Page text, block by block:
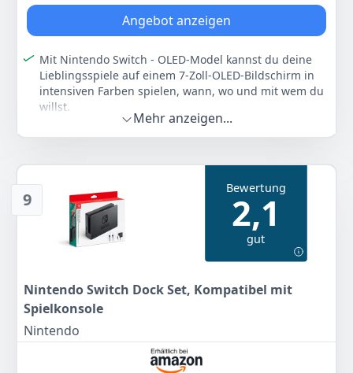
werden können: die Joy-Con
Hersteller
27900 €
299,99 €
Anzeigen
Angebot anzeigen
Mit Nintendo Switch - OLED-Model kannst du deine
Lieblingsspiele auf einem 7-Zoll-OLED-Bildschirm in
intensiven Farben spielen, wann, wo und mit wem du
willst.
Nintendo Switch (OLED-Modell) verfügt über einen 7-
Zoll-OLED-Bildschirm mit schmalerer Einfassung. Die
Handheld- und Tisch-Modus – egal, ob du mit
atemberaubender Geschwindigkeit Rennen fährst
oder Gegner in die Flucht schlägst
Klappe den Aufsteller heraus, reiche einem anderen
Spieler einen Controller, blickt gemeinsam auf den
und wo ihr wollt. Stelle den breiten verstellbaren
Aufsteller so auf, dass du mit deinem gewünschten
Betrachtungswinkel ein angenehmes Spielerlebnis im
Tisch-Modus hast. Stelle den breiten verstellbaren
Aufsteller von Nintendo Switch (OLED-Modell) so auf,
dass du mit deinem gewünschten Betrachtungswinkel
Mehr anzeigen...
9
Bewertung
2,1
gut
Nintendo Switch Dock Set, Kompatibel mit
Spielkonsole
Nintendo